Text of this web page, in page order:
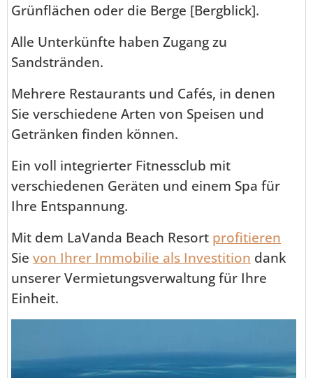
Grünflächen oder die Berge [Bergblick].
Alle Unterkünfte haben Zugang zu
Sandstränden.
Mehrere Restaurants und Cafés, in denen
Sie verschiedene Arten von Speisen und
Getränken finden können.
Ein voll integrierter Fitnessclub mit
verschiedenen Geräten und einem Spa für
Ihre Entspannung.
Mit dem LaVanda Beach Resort profitieren
Sie von Ihrer Immobilie als Investition dank
unserer Vermietungsverwaltung für Ihre
Einheit.